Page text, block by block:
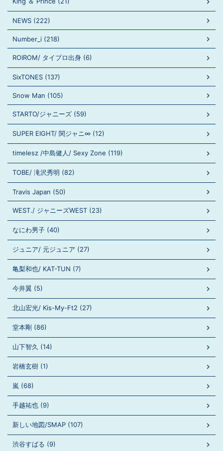
NEWS (222)
Number_i (218)
ROIROM/ タイプロ出身 (6)
SixTONES (137)
Snow Man (105)
STARTO/ジャニーズ (59)
SUPER EIGHT/ 関ジャニ∞ (12)
timelesz /中島健人/ Sexy Zone (119)
TOBE/ 滝沢秀明 (82)
Travis Japan (50)
WEST./ ジャニーズWEST (23)
なにわ男子 (40)
ジュニア/ 元ジュニア (27)
亀梨和也/ KAT-TUN (7)
今井翼 (5)
北山宏光/ Kis-My-Ft2 (27)
堂本剛 (86)
山下智久 (14)
岩橋玄樹 (1)
嵐 (68)
手越祐也 (9)
新しい地図/SMAP (107)
渋谷すばる (9)